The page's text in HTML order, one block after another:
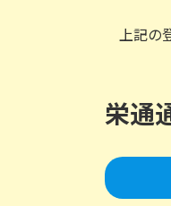
上記の
栄通